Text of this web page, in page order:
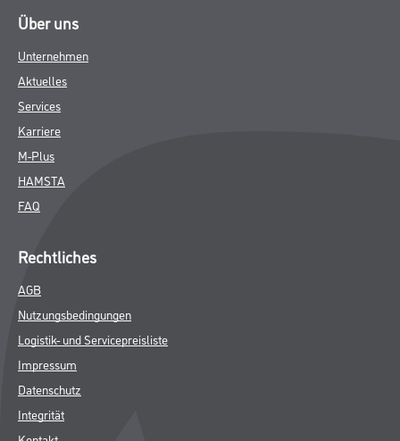
Über uns
Unternehmen
Aktuelles
Services
Karriere
M-Plus
HAMSTA
FAQ
Rechtliches
AGB
Nutzungsbedingungen
Logistik- und Servicepreisliste
Impressum
Datenschutz
Integrität